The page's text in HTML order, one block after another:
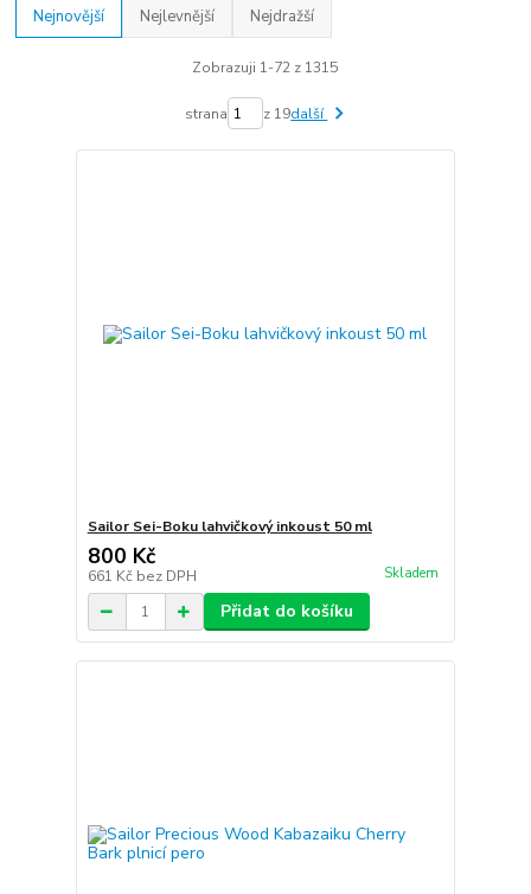
Nejnovější Nejlevnější Nejdražší
Zobrazuji 1-72 z 1315
strana z 19další
Sailor Sei-Boku lahvičkový inkoust 50 ml
800 Kč
661 Kč bez DPH Skladem
Přidat do košíku